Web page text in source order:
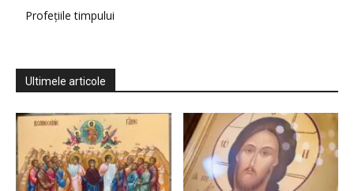
Profețiile timpului
Ultimele articole